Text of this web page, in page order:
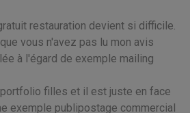
restauration devient si difficile.
vous n'avez pas lu mon avis
à l'égard de exemple mailing
filles et il est juste en face
exemple publipostage commercial